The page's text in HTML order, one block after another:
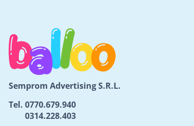
Semprom Advertising S.R.L.
Tel. 0770.679.940
0314.228.403